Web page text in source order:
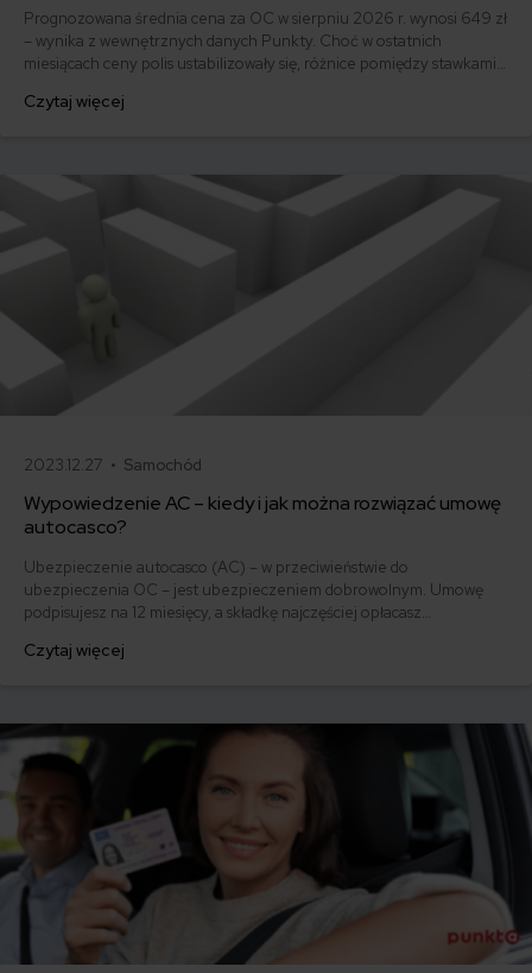
Prognozowana średnia cena za OC w sierpniu 2026 r. wynosi 649 zł
– wynika z wewnętrznych danych Punkty. Choć w ostatnich
miesiącach ceny polis ustabilizowały się, różnice pomiędzy stawkami
500 zł, inni – powyżej 1500 zł. Gdzie znaleźć najtańsze OC w Polsce
Czytaj więcej
2023.12.27 • Samochód
Wypowiedzenie AC – kiedy i jak można rozwiązać umowę
autocasco?
Ubezpieczenie autocasco (AC) – w przeciwieństwie do
ubezpieczenia OC – jest ubezpieczeniem dobrowolnym. Umowę
podpisujesz na 12 miesięcy, a składkę najczęściej opłacasz
ofertę lub zdecydowałeś się sprzedać samochód w trakcie trwania
Czytaj więcej